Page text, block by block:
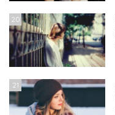
20
21